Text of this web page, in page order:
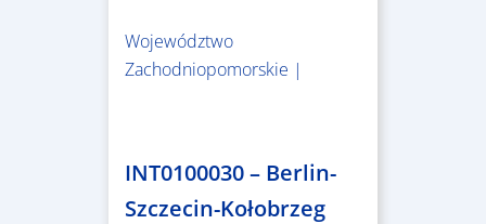
Województwo
Zachodniopomorskie |
INT0100030 – Berlin-
Szczecin-Kołobrzeg